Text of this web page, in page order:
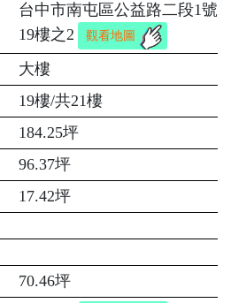
台中市南屯區公益路二段1號
19樓之2
觀看地圖
大樓
19樓/共21樓
184.25坪
96.37坪
17.42坪
70.46坪